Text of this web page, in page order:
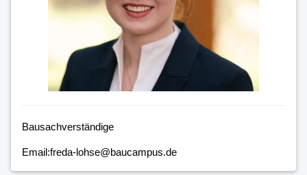
Bausachverständige
Email:freda-lohse@baucampus.de